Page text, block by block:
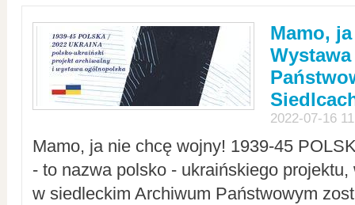
Mamo,
2022-07-16
Mamo, ja nie chcę wojny! 1939-45
- to nazwa polsko - ukraińskiego
w siedleckim Archiwum Państwowym